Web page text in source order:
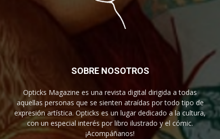
SOBRE NOSOTROS
Opticks Magazine es una revista digital dirigida a todas
aquellas personas que se sienten atraídas por todo tipo de
expresión artística. Opticks es un lugar dedicado a la cultura,
con un especial interés por libro ilustrado y el cómic.
¡Acompáñanos!